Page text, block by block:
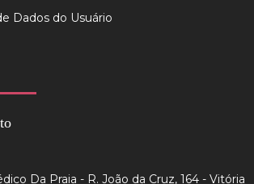
Dados do Usuário
Da Praia - R. João da Cruz, 164 - Vitória